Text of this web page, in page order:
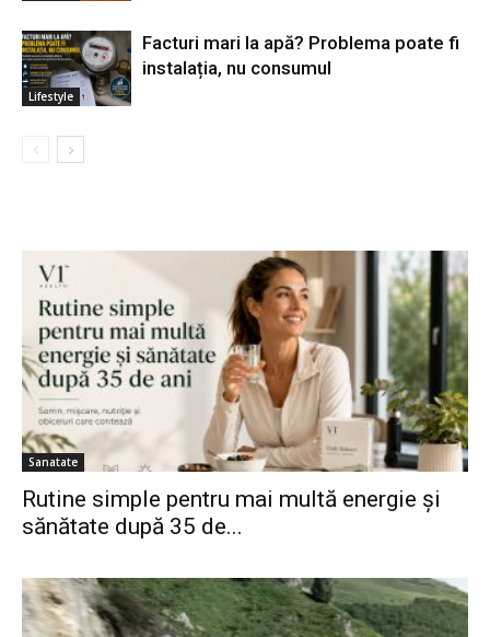
Lifestyle
Facturi mari la apă? Problema poate fi
instalația, nu consumul
Sanatate
Rutine simple pentru mai multă energie și
sănătate după 35 de...